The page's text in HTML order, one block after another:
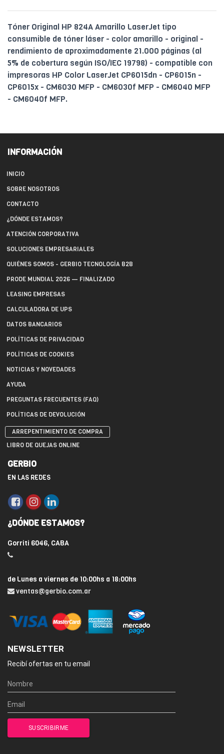
Tóner Original HP 824A Amarillo LaserJet tipo
consumible de tóner láser - color amarillo - original -
rendimiento de aproximadamente 21.000 páginas (al
5% de cobertura según ISO/IEC 19798) - compatible con
impresoras HP Color LaserJet CP6015dn - CP6015n -
CP6015x - CM6030 MFP - CM6030f MFP - CM6040 MFP
- CM6040f MFP.
INFORMACIÓN
INICIO
SOBRE NOSOTROS
CONTACTO
¿DÓNDE ESTAMOS?
ATENCIÓN CORPORATIVA
SOLUCIONES EMPRESARIALES
QUIÉNES SOMOS - GERBIO TECNOLOGÍA B2B
PRODE MUNDIAL 2026 — FINALIZADO
LEASING EMPRESAS
CALCULADORA DE UPS
DATOS BANCARIOS
POLÍTICAS DE PRIVACIDAD
POLÍTICAS DE COOKIES
NOTICIAS Y NOVEDADES
AYUDA
PREGUNTAS FRECUENTES (FAQ)
POLÍTICAS DE DEVOLUCIÓN
ARREPENTIMIENTO DE COMPRA
LIBRO DE QUEJAS ONLINE
GERBIO
EN LAS REDES
¿DÓNDE ESTAMOS?
Gorriti 6046, CABA
de Lunes a viernes de 10:00hs a 18:00hs
ventas@gerbio.com.ar
NEWSLETTER
Recibí ofertas en tu email